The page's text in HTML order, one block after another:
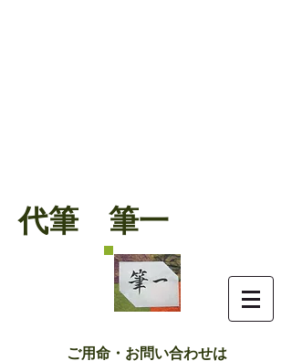
代筆 筆一
ご用命・お問い合わせは